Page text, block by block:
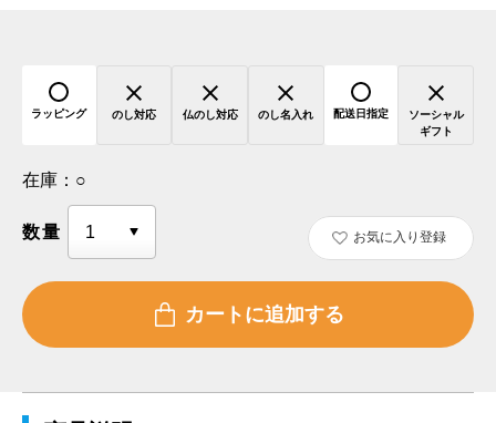
ラッピング のし対応 仏のし対応 のし名入れ 配送日指定
ソーシャル
ギフト
在庫： ○
数量 お気に入り登録